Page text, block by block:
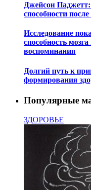
Джейсон
способности
Исследование
способность
воспоминания
Долгий путь к
формирования
Популярные
ЗДОРОВЬЕ